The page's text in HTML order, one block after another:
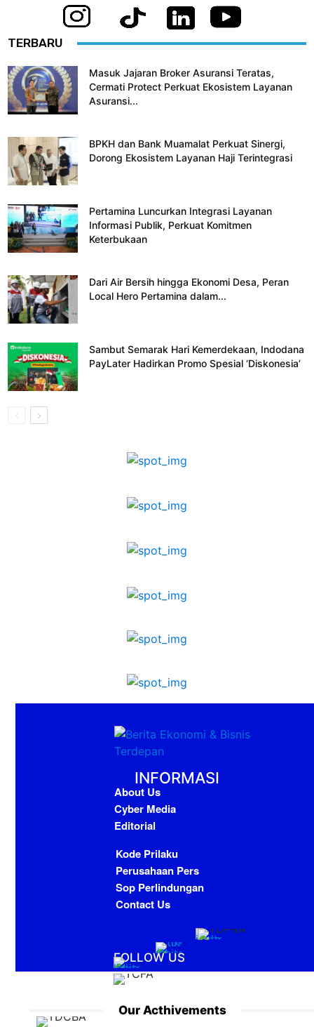
TERBARU
Masuk Jajaran Broker Asuransi Teratas,
Cermati Protect Perkuat Ekosistem Layanan
Asuransi...
BPKH dan Bank Muamalat Perkuat Sinergi,
Dorong Ekosistem Layanan Haji Terintegrasi
Pertamina Luncurkan Integrasi Layanan
Informasi Publik, Perkuat Komitmen
Keterbukaan
Dari Air Bersih hingga Ekonomi Desa, Peran
Local Hero Pertamina dalam...
Sambut Semarak Hari Kemerdekaan, Indodana
PayLater Hadirkan Promo Spesial ‘Diskonesia’
INFORMASI
About Us
Cyber Media
Editorial
Kode Prilaku
Perusahaan Pers
Sop Perlindungan
Contact Us
FOLLOW US
Our Acthivements